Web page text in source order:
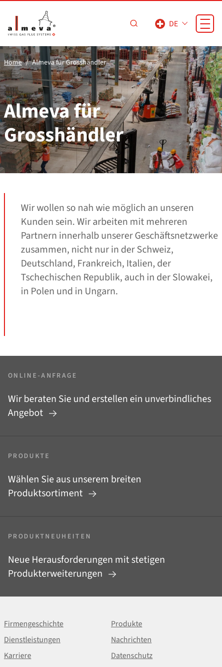
DE
Home Almeva für Grosshändler
Almeva für
Grosshändler
Wir wollen so nah wie möglich an unseren
Kunden sein. Wir arbeiten mit mehreren
Partnern innerhalb unserer Geschäftsnetzwerke
zusammen, nicht nur in der Schweiz,
Deutschland, Frankreich, Italien, der
Tschechischen Republik, auch in der Slowakei,
in Polen und in Ungarn.
ONLINE-ANFRAGE
Wir beraten Sie und erstellen ein unverbindliches
Angebot
PRODUKTE
Wählen Sie aus unserem breiten
Produktsortiment
PRODUKTNEUHEITEN
Neue Herausforderungen mit stetigen
Produkterweiterungen
Firmengeschichte
Produkte
Dienstleistungen
Nachrichten
Karriere
Datenschutz